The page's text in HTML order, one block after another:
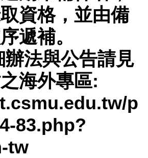
資格，並由備
遞補。
辦法與公告請見
海外專區:
p
83.php?
tw